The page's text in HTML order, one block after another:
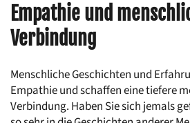
Empathie und
Verbindung
Menschliche Geschichten und
Empathie und schaffen eine tiefere
Verbindung. Haben Sie sich jemals